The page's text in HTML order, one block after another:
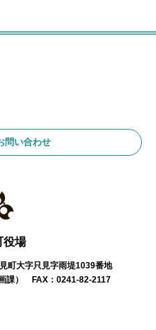
問い合わせ
役場
町大字只見字雨堤1039番地
課） FAX：0241-82-2117